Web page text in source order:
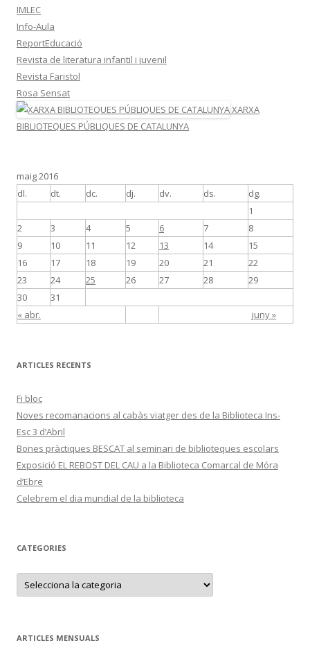
IMLEC
Info-Aula
ReportEducació
Revista de literatura infantil i juvenil
Revista Faristol
Rosa Sensat
XARXA
BIBLIOTEQUES PÚBLIQUES DE CATALUNYA
maig 2016
dl.
dt. dc. dj. dv. ds. dg.
« abr. juny »
1
2
3 4 5 6 7
8
9
10 11 12 13 14
15
16
17 18 19 20 21
22
23
24 25 26 27 28
29
30
31
ARTICLES RECENTS
Fi bloc
Noves recomanacions al cabàs viatger des de la Biblioteca Ins-
Esc 3 d’Abril
Bones pràctiques BESCAT al seminari de biblioteques escolars
Exposició EL REBOST DEL CAU a la Biblioteca Comarcal de Móra
d’Ebre
Celebrem el dia mundial de la biblioteca
CATEGORIES
C
t
r
i
ARTICLES MENSUALS